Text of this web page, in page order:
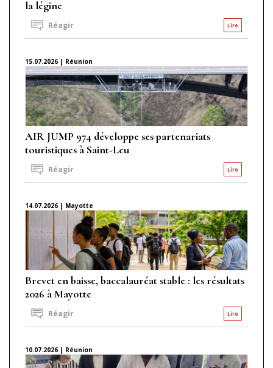
la légine
Lire
Réagir
15.07.2026 | Réunion
AIR JUMP 974 développe ses partenariats
touristiques à Saint-Leu
Lire
Réagir
14.07.2026 | Mayotte
Brevet en baisse, baccalauréat stable : les résultats
2026 à Mayotte
Lire
Réagir
10.07.2026 | Réunion